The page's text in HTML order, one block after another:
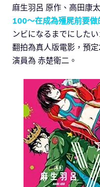
麻生羽呂 原作、高田康
100～在成為殭屍前要
ンビになるまでにした
翻拍為真人版電影，預
演員為 赤楚衛二。